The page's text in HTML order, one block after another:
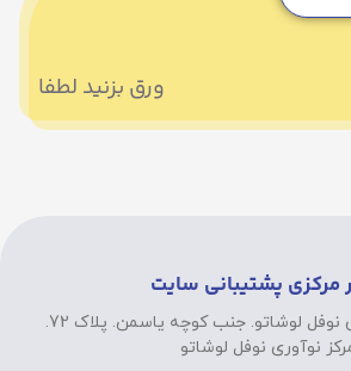
ورق بزنید لطفا
مرکزی پشتیبانی سایت
خیابان حافظ. خیابان نوفل لوشاتو. جنب کوچه یاسمن. پلاک 72.
نوآوری نوفل لوشاتو